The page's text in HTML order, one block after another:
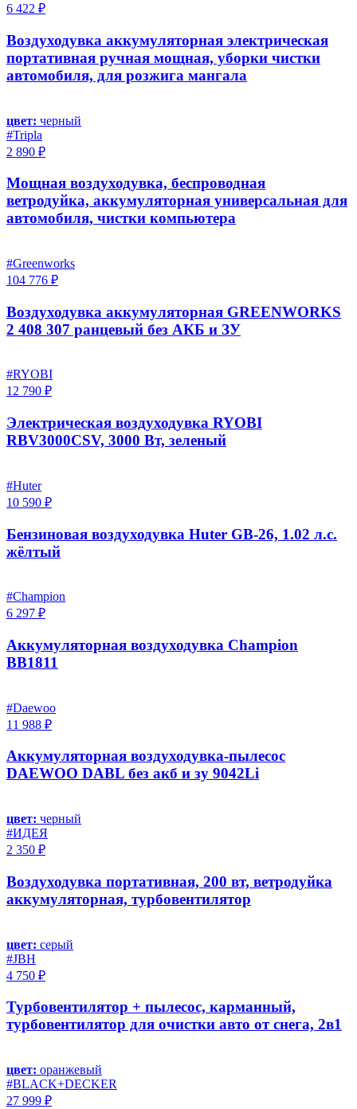
6 422 ₽
Воздуходувка аккумуляторная электрическая
портативная ручная мощная, уборки чистки
автомобиля, для розжига мангала
цвет: черный
#Tripla
2 890 ₽
Мощная воздуходувка, беспроводная
ветродуйка, аккумуляторная универсальная для
автомобиля, чистки компьютера
#Greenworks
104 776 ₽
Воздуходувка аккумуляторная GREENWORKS
2 408 307 ранцевый без АКБ и ЗУ
#RYOBI
12 790 ₽
Электрическая воздуходувка RYOBI
RBV3000CSV, 3000 Вт, зеленый
#Huter
10 590 ₽
Бензиновая воздуходувка Huter GB-26, 1.02 л.с.
жёлтый
#Champion
6 297 ₽
Аккумуляторная воздуходувка Champion
BB1811
#Daewoo
11 988 ₽
Аккумуляторная воздуходувка-пылесос
DAEWOO DABL без акб и зу 9042Li
цвет: черный
#ИДЕЯ
2 350 ₽
Воздуходувка портативная, 200 вт, ветродуйка
аккумуляторная, турбовентилятор
цвет: серый
#JBH
4 750 ₽
Турбовентилятор + пылесос, карманный,
турбовентилятор для очистки авто от снега, 2в1
цвет: оранжевый
#BLACK+DECKER
27 999 ₽